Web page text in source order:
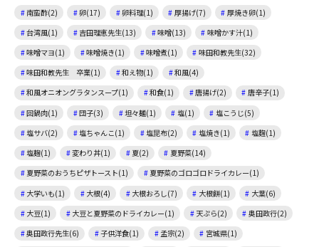
南蛮酢(2)
卵(17) 卵料理(1) 厚揚げ(7)
厚焼き卵(1)
台湾風(1)
吉田理恵先生(13) 味噌(13)
味噌かす汁(1)
味噌マヨ(1)
味噌焼き(1) 味噌煮(1)
味田和教先生(32)
味田和教先生 卒業(1)
和え物(1)
和風(4)
和風オニオングラタンスープ(1)
和食(1) 唐揚げ(2)
唐辛子(1)
回鍋肉(1)
団子(3) 坦々麺(1) 塩(1)
塩こうじ(5)
塩サバ(2)
塩ちゃんこ(1) 塩昆布(2) 塩焼き(1)
塩麴(1)
塩麹(1)
変わり丼(1) 夏(2)
夏野菜(14)
夏野菜のおうちピザトースト(1)
夏野菜のゴロゴロドライカレー(1)
大学いも(1)
大根(4) 大根おろし(7) 大根餅(1)
大葉(6)
大豆(1)
大豆と夏野菜のドライカレー(1) 天ぷら(2)
奥田政行(2)
奥田政行先生(6)
子供洋食(1) 孟宗(2)
宮城県(1)